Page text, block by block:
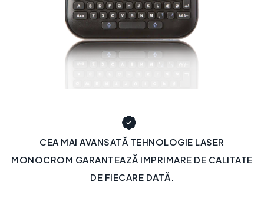
CEA MAI AVANSATĂ TEHNOLOGIE LASER
MONOCROM GARANTEAZĂ IMPRIMARE DE CALITATE
DE FIECARE DATĂ.